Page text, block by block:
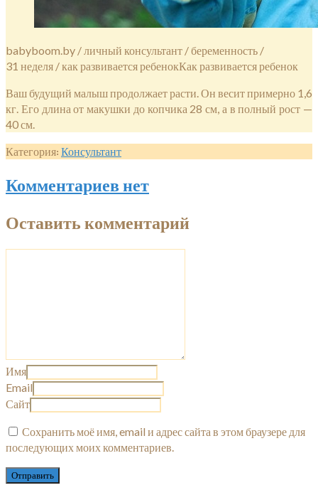
babyboom.by / личный консультант / беременность /
31 неделя / как развивается ребенокКак развивается ребенок
Ваш будущий малыш продолжает расти. Он весит примерно 1,6
кг. Его длина от макушки до копчика 28 см, а в полный рост —
40 см.
Категория: Консультант
Комментариев нет
Оставить комментарий
Имя
Email
Сайт
Сохранить моё имя, email и адрес сайта в этом браузере для
последующих моих комментариев.